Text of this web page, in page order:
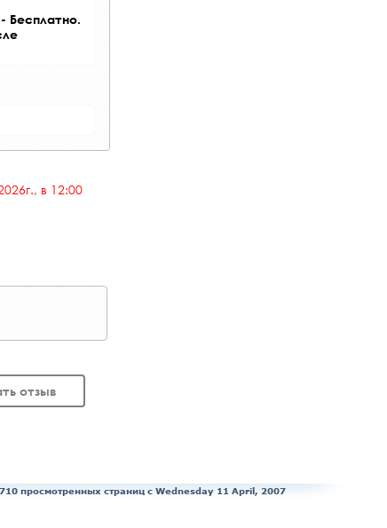
Бесплатно.
в 12:00
отзыв
просмотренных страниц c Wednesday 11 April, 2007